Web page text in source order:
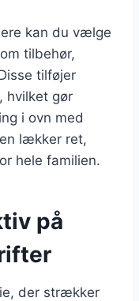
kan du vælge
tilbehør,
tilføjer
hvilket gør
i ovn med
lækker ret,
hele familien.
på
der strækker